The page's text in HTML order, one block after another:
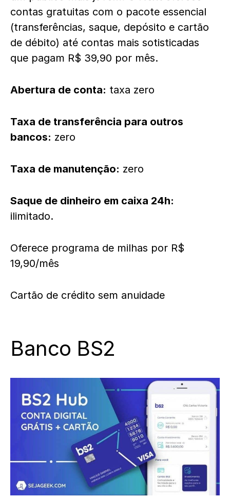
contas gratuitas com o pacote essencial
(transferências, saque, depósito e cartão
de débito) até contas mais sotisticadas
que pagam R$ 39,90 por mês.
Abertura de conta: taxa zero
Taxa de transferência para outros
bancos: zero
Taxa de manutenção: zero
Saque de dinheiro em caixa 24h:
ilimitado.
Oferece programa de milhas por R$
19,90/mês
Cartão de crédito sem anuidade
Banco BS2